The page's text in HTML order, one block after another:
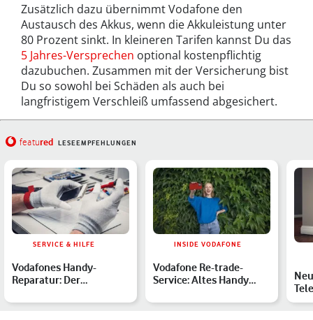
Zusätzlich dazu übernimmt Vodafone den
Austausch des Akkus, wenn die Akkuleistung unter
80 Prozent sinkt. In kleineren Tarifen kannst Du das
5 Jahres-Versprechen optional kostenpflichtig
dazubuchen. Zusammen mit der Versicherung bist
Du so sowohl bei Schäden als auch bei
langfristigem Verschleiß umfassend abgesichert.
featured LESEEMPFEHLUNGEN
SERVICE & HILFE
Vodafones Handy-
Reparatur: Der
Austausch-Service e…
INSIDE VODAFONE
Vodafone Re-trade-
Service: Altes Handy
mit…
Mit